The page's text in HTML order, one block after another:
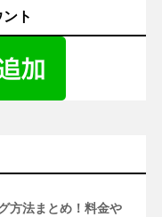
ト
方法まとめ！料金や